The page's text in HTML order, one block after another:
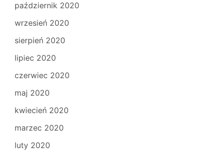
październik 2020
wrzesień 2020
sierpień 2020
lipiec 2020
czerwiec 2020
maj 2020
kwiecień 2020
marzec 2020
luty 2020